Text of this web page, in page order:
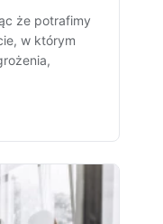
że potrafimy
w którym